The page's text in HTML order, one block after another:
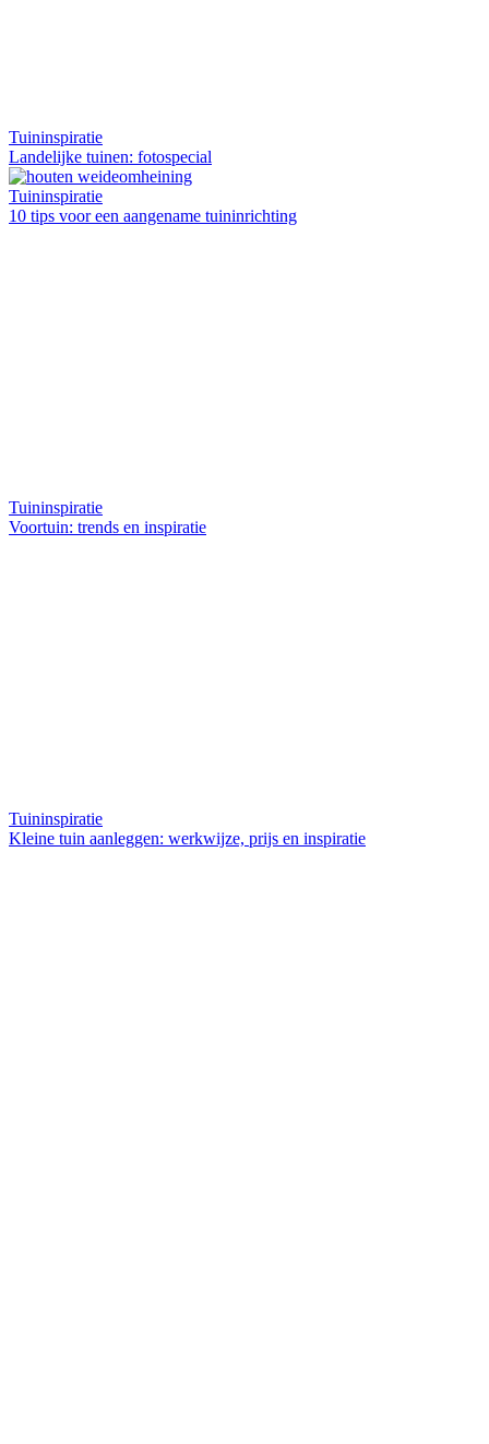
Tuininspiratie
Landelijke tuinen: fotospecial
Tuininspiratie
10 tips voor een aangename tuininrichting
Tuininspiratie
Voortuin: trends en inspiratie
Tuininspiratie
Kleine tuin aanleggen: werkwijze, prijs en inspiratie